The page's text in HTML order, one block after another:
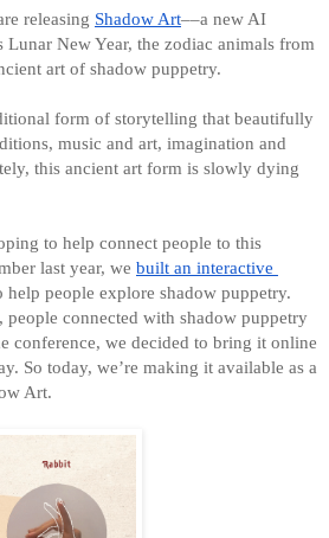
releasing Shadow Art––a new AI
Lunar New Year, the zodiac animals from
art of shadow puppetry.
form of storytelling that beautifully
music and art, imagination and
this ancient art form is slowly dying
to help connect people to this
last year, we built an interactive
help people explore shadow puppetry.
people connected with shadow puppetry
conference, we decided to bring it online
So today, we’re making it available as a
Art.